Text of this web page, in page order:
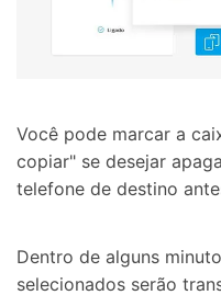
Você pode marcar a
copiar" se desejar
telefone de destino
Dentro de alguns
selecionados serão